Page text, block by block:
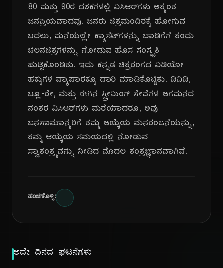
80 ಮತ್ತು 90ರ ದಶಕಗಳಲ್ಲಿ ವಿಸಿಆರ್‌ಗಳು ಅತ್ಯಂತ
ಜನಪ್ರಿಯವಾದವು. ಜನರು ಚಿತ್ರಮಂದಿರಕ್ಕೆ ಹೋಗುವ
ಬದಲು, ಮನೆಯಲ್ಲೇ ಕ್ಯಾಸೆಟ್‌ಗಳನ್ನು ಬಾಡಿಗೆಗೆ ತಂದು
ಚಲನಚಿತ್ರಗಳನ್ನು ನೋಡುವ ಹೊಸ ಸಂಸ್ಕೃತಿ
ಹುಟ್ಟಿಕೊಂಡಿತು. ಇದು ಕನ್ನಡ ಚಿತ್ರರಂಗದ ವಿಡಿಯೋ
ಹಕ್ಕುಗಳ ವ್ಯಾಪಾರಕ್ಕೂ ದಾರಿ ಮಾಡಿಕೊಟ್ಟಿತು. ಡಿವಿಡಿ,
ಬ್ಲೂ-ರೇ, ಮತ್ತು ಈಗಿನ ಸ್ಟ್ರೀಮಿಂಗ್ ಸೇವೆಗಳ ಆಗಮನದ
ನಂತರ ವಿಸಿಆರ್‌ಗಳು ಮರೆಯಾದರೂ, ಅವು
ಜನಸಾಮಾನ್ಯರಿಗೆ ತಮ್ಮ ಆಯ್ಕೆಯ ಮನರಂಜನೆಯನ್ನು,
ತಮ್ಮ ಆಯ್ಕೆಯ ಸಮಯದಲ್ಲಿ ನೋಡುವ
ಸ್ವಾತಂತ್ರ್ಯವನ್ನು ನೀಡಿದ ಮೊದಲ ತಂತ್ರಜ್ಞಾನವಾಗಿವೆ.
ಹಂಚಿಕೊಳ್ಳಿ:
ಅದೇ ದಿನದ ಘಟನೆಗಳು